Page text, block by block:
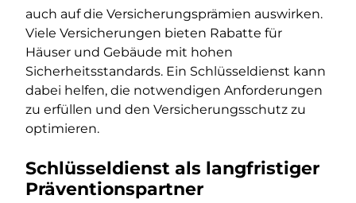
auch auf die Versicherungsprämien auswirken.
Viele Versicherungen bieten Rabatte für
Häuser und Gebäude mit hohen
Sicherheitsstandards. Ein Schlüsseldienst kann
dabei helfen, die notwendigen Anforderungen
zu erfüllen und den Versicherungsschutz zu
optimieren.
Schlüsseldienst als langfristiger
Präventionspartner